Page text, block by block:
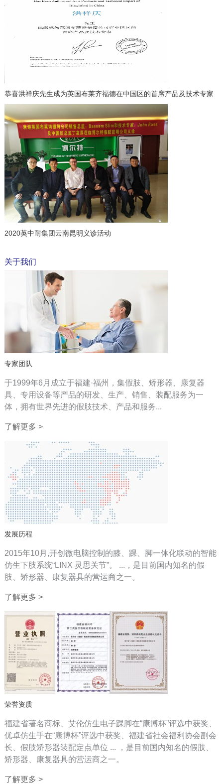
恭喜洪祥庆先生成为英国布莱齐福德在中国区的首席产品及技术专家
2020英中耐集团云南昆明义诊活动
关于我们
专家团队
于1999年6月成立于福建·福州，集假肢、矫形器、康复器
具、专用设备等产品的研发、生产、销售、装配服务为一
体，拥有世界先进的假肢技术、产品和服务...
了解更多 >
发展历程
2015年10月,开创微电脑控制的膝、踝、脚一体化联动的智能
仿生下肢系统“LINX 灵思关节”。 ...，是目前国内知名的假
肢、矫形器、康复器具的营运商之一。
了解更多 >
荣誉资质
福建省著名商标、艾伦仿生电子踝脚在“康博杯”评选中获奖、
优卓仿生手在“康博杯”评选中获奖、福建省社会福利协会副会
长、假肢矫形器装配定点单位 ... ，是目前国内知名的假肢、
矫形器、康复器具的营运商之一。
了解更多 >